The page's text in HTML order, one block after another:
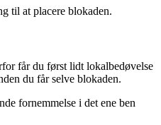
til at placere blokaden.
får du først lidt lokalbedøvelse
du får selve blokaden.
fornemmelse i det ene ben